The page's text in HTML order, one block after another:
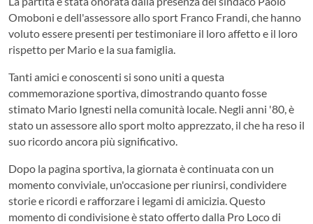
Omoboni e dell'assessore allo sport Franco Frandi, che hanno
voluto essere presenti per testimoniare il loro affetto e il loro
rispetto per Mario e la sua famiglia.
Tanti amici e conoscenti si sono uniti a questa
commemorazione sportiva, dimostrando quanto fosse
stimato Mario Ignesti nella comunità locale. Negli anni '80, è
stato un assessore allo sport molto apprezzato, il che ha reso il
suo ricordo ancora più significativo.
Dopo la pagina sportiva, la giornata è continuata con un
momento conviviale, un'occasione per riunirsi, condividere
storie e ricordi e rafforzare i legami di amicizia. Questo
momento di condivisione è stato offerto dalla Pro Loco di